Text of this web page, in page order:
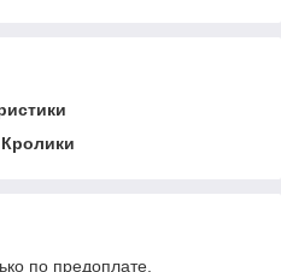
Кролики
по предоплате.